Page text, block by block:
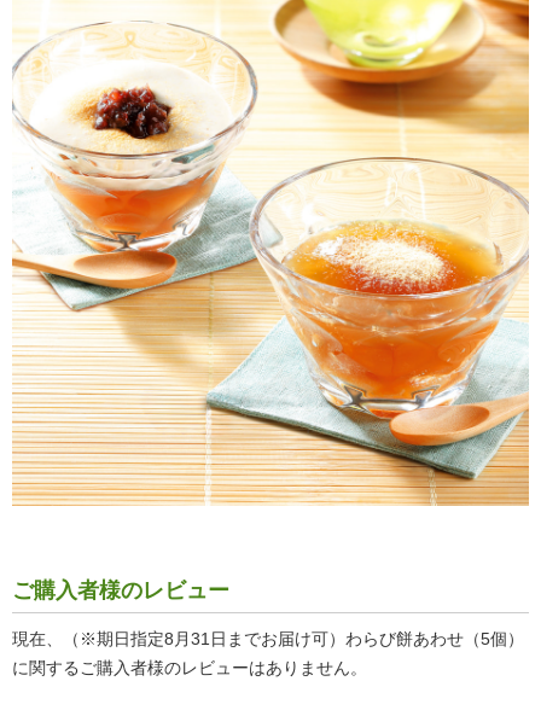
ご購入者様のレビュー
現在、（※期日指定8月31日までお届け可）わらび餅あわせ（5個）
に関するご購入者様のレビューはありません。